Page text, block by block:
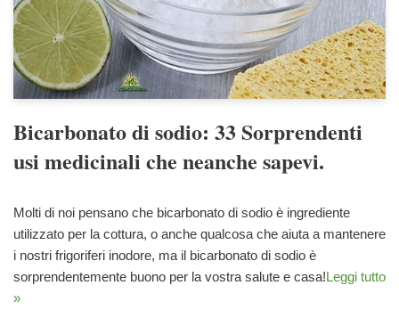
Bicarbonato di sodio: 33 Sorprendenti
usi medicinali che neanche sapevi.
Molti di noi pensano che bicarbonato di sodio è ingrediente
utilizzato per la cottura, o anche qualcosa che aiuta a mantenere
i nostri frigoriferi inodore, ma il bicarbonato di sodio è
sorprendentemente buono per la vostra salute e casa!Leggi tutto
»